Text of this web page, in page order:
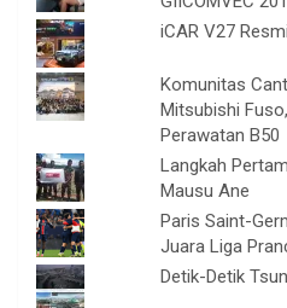
iCAR V27
Komunitas
Mitsubishi
Perawatan B50
Langkah
Mausu Ane
Paris Saint-
Juara Liga
Detik-Detik